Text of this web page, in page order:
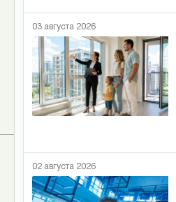
03 августа 2026
02 августа 2026